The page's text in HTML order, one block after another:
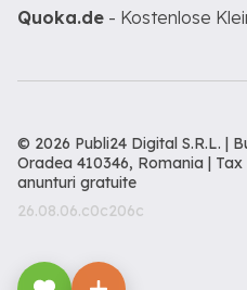
Quoka.de - Kostenlose
© 2026 Publi24 Digital S.R.L. |
Oradea 410346, Romania |
anunturi gratuite
26.08.06.c0c206c